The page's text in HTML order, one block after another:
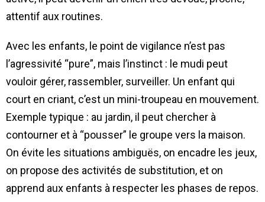
attentif aux routines.
Avec les enfants, le point de vigilance n’est pas
l’agressivité “pure”, mais l’instinct : le mudi peut
vouloir gérer, rassembler, surveiller. Un enfant qui
court en criant, c’est un mini-troupeau en mouvement.
Exemple typique : au jardin, il peut chercher à
contourner et à “pousser” le groupe vers la maison.
On évite les situations ambiguës, on encadre les jeux,
on propose des activités de substitution, et on
apprend aux enfants à respecter les phases de repos.